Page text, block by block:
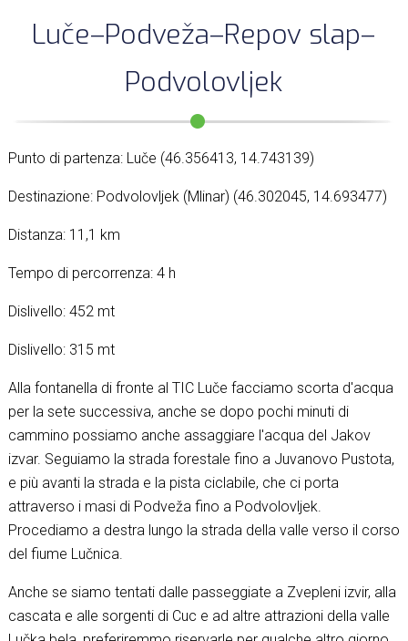
Luče–Podveža–Repov slap–
Podvolovljek
Punto di partenza: Luče (46.356413, 14.743139)
Destinazione: Podvolovljek (Mlinar) (46.302045, 14.693477)
Distanza: 11,1 km
Tempo di percorrenza: 4 h
Dislivello: 452 mt
Dislivello: 315 mt
Alla fontanella di fronte al TIC Luče facciamo scorta d'acqua
per la sete successiva, anche se dopo pochi minuti di
cammino possiamo anche assaggiare l'acqua del Jakov
izvar. Seguiamo la strada forestale fino a Juvanovo Pustota,
e più avanti la strada e la pista ciclabile, che ci porta
attraverso i masi di Podveža fino a Podvolovljek.
Procediamo a destra lungo la strada della valle verso il corso
del fiume Lučnica.
Anche se siamo tentati dalle passeggiate a Zvepleni izvir, alla
cascata e alle sorgenti di Cuc e ad altre attrazioni della valle